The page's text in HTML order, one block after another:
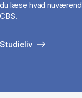
du læse hvad
CBS.
Studieliv